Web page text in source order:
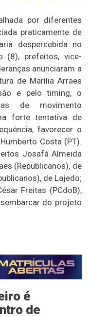
por diferentes
praticamente de
despercebida no
(8), prefeitos, vice-
anunciaram a
de Marília Arraes
e pelo timing, o
de movimento
forte tentativa de
favorecer o
Costa (PT).
Josafá Almeida
(Republicanos), de
de Lajedo;
Freitas (PCdoB),
do projeto
é
de